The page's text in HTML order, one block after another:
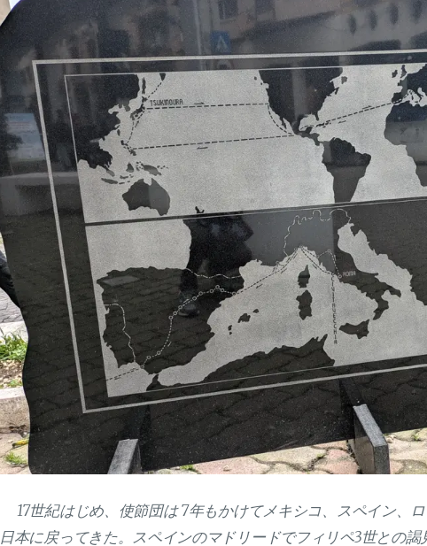
17世紀はじめ、使節団は 7年もかけてメキシコ、スペイン、
日本に戻ってきた。スペインのマドリードでフィリペ3世との